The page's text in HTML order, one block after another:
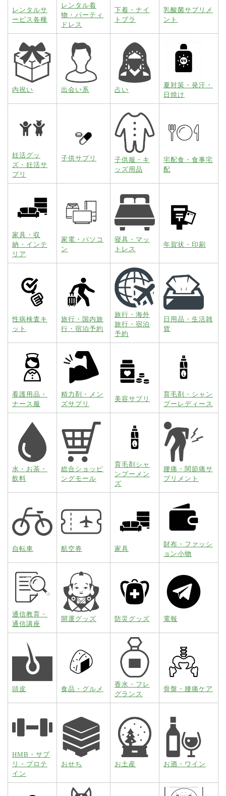
レンタルサ
ービス各種
レンタル着
物・パーティ
ドレス
下着・ナイ
トブラ
乳酸菌サプリメ
ント
内祝い 出会い系 占い
夏対策・発汗・
日焼け
妊活グッ
ズ・妊活サ
プリ
子供サプリ
子供服・キ
ッズ用品
宅配食・食事宅
配
家具・収
納・インテ
リア
家電・パソコ
ン
寝具・マッ
トレス
年賀状・印刷
性病検査キ
ット
旅行・国内旅
行・宿泊予約
旅行・海外
旅行・宿泊
予約
日用品・生活雑
貨
看護用品・
ナース服
精力剤・メン
ズサプリ
美容サプリ
育毛剤・シャン
プーレディース
水・お茶・
飲料
総合ショッピ
ングモール
育毛剤シャ
ンプーメン
ズ
腰痛・関節痛サ
プリメント
自転車 航空券 家具
財布・ファッシ
ョン小物
通信教育・
通信講座
開運グッズ 防災グッズ 電報
頭皮 食品・グルメ
香水・フレ
グランス
骨盤・腰痛ケア
HMB・サプ
リ・プロテ
イン
おせち お土産 お酒・ワイン